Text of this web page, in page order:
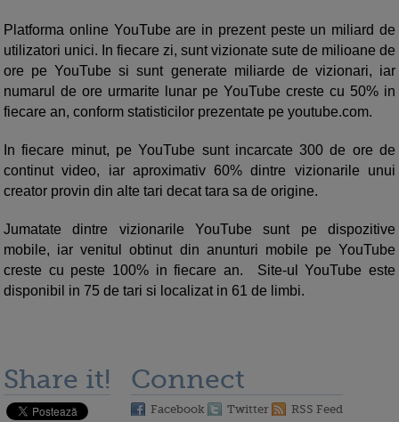
Platforma online YouTube are in prezent peste un miliard de
utilizatori unici. In fiecare zi, sunt vizionate sute de milioane de
ore pe YouTube si sunt generate miliarde de vizionari, iar
numarul de ore urmarite lunar pe YouTube creste cu 50% in
fiecare an, conform statisticilor prezentate pe youtube.com.
In fiecare minut, pe YouTube sunt incarcate 300 de ore de
continut video, iar aproximativ 60% dintre vizionarile unui
creator provin din alte tari decat tara sa de origine.
Jumatate dintre vizionarile YouTube sunt pe dispozitive
mobile, iar venitul obtinut din anunturi mobile pe YouTube
creste cu peste 100% in fiecare an. Site-ul YouTube este
disponibil in 75 de tari si localizat in 61 de limbi.
Share it! Connect
Facebook Twitter RSS Feed